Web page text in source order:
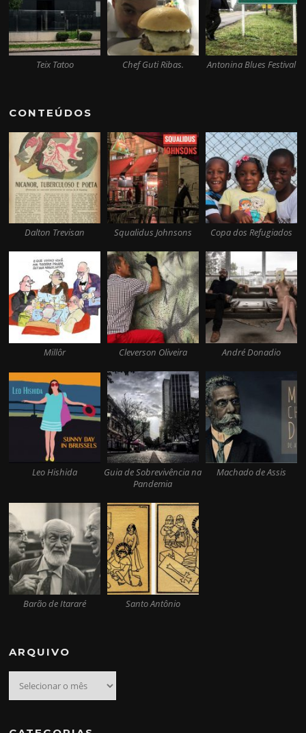
Teix Tatoo Chef Guti Ribas. Antonina Blues Festival
CONTEÚDOS
Dalton Trevisan Squalidus Johnsons Copa dos Refugiados
Millôr Cleverson Oliveira André Donadio
Leo Hishida
Guia de Sobrevivência na
Pandemia
Machado de Assis
Barão de Itararé Santo Antônio
ARQUIVO